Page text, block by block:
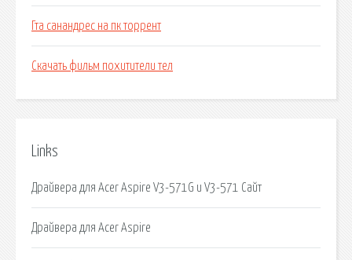
Гта санандрес на пк торрент
Скачать фильм похитители тел
Links
Драйвера для Acer Aspire V3-571G и V3-571 Сайт
Драйвера для Acer Aspire